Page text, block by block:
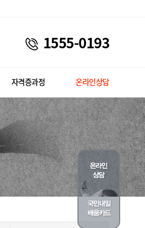
1555-0193
자격증과정 온라인상담